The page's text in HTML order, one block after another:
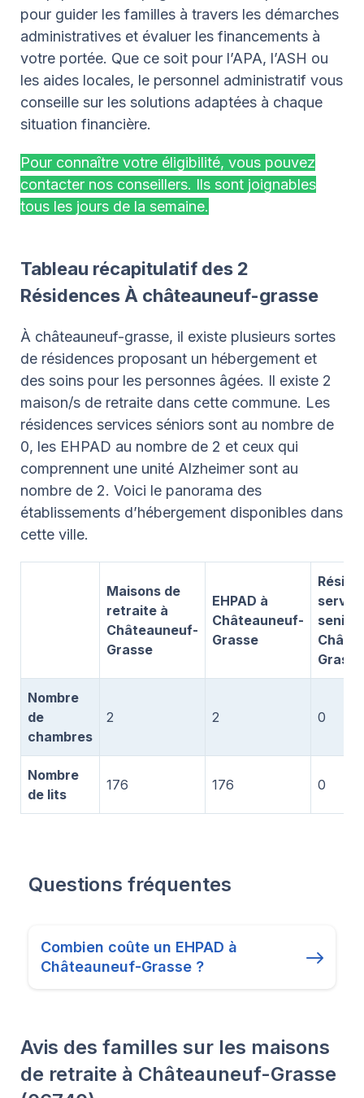
pour guider les familles à travers les démarches
administratives et évaluer les financements à
votre portée. Que ce soit pour l’APA, l’ASH ou
les aides locales, le personnel administratif vous
conseille sur les solutions adaptées à chaque
situation financière.
Pour connaître votre éligibilité, vous pouvez
contacter nos conseillers. Ils sont joignables
tous les jours de la semaine.
Tableau récapitulatif des 2
Résidences À châteauneuf-grasse
À châteauneuf-grasse, il existe plusieurs sortes
de résidences proposant un hébergement et
des soins pour les personnes âgées. Il existe 2
maison/s de retraite dans cette commune. Les
résidences services séniors sont au nombre de
0, les EHPAD au nombre de 2 et ceux qui
comprennent une unité Alzheimer sont au
nombre de 2. Voici le panorama des
établissements d’hébergement disponibles dans
cette ville.
Maisons de
retraite à
Châteauneuf-
Grasse
EHPAD à
Châteauneuf-
Grasse
senior
Grasse
Nombre
de
chambres
2 2 0
Nombre
de lits
176 176 0
Questions fréquentes
Combien coûte un EHPAD à
Châteauneuf-Grasse ?
Avis des familles sur les maisons
de retraite à Châteauneuf-Grasse